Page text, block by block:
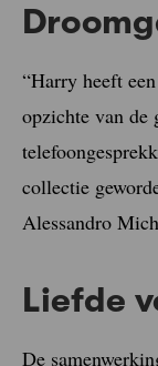
“Harry heeft
opzichte van de
collectie
Alessandro
Liefde
De